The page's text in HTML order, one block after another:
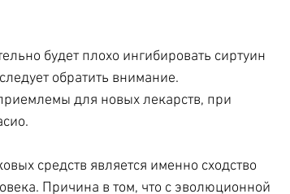
будет плохо ингибировать сиртуин
обратить внимание.
для новых лекарств, при
средств является именно сходство
Причина в том, что с эволюционной